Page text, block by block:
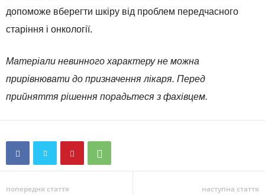
допоможе вберегти шкіру від проблем передчасного
старіння і онкології.
Матеріали невинного характеру не можна
прирівнювати до призначення лікаря. Перед
прийняття рішення порадьтеся з фахівцем.
попередня стаття наступна стаття